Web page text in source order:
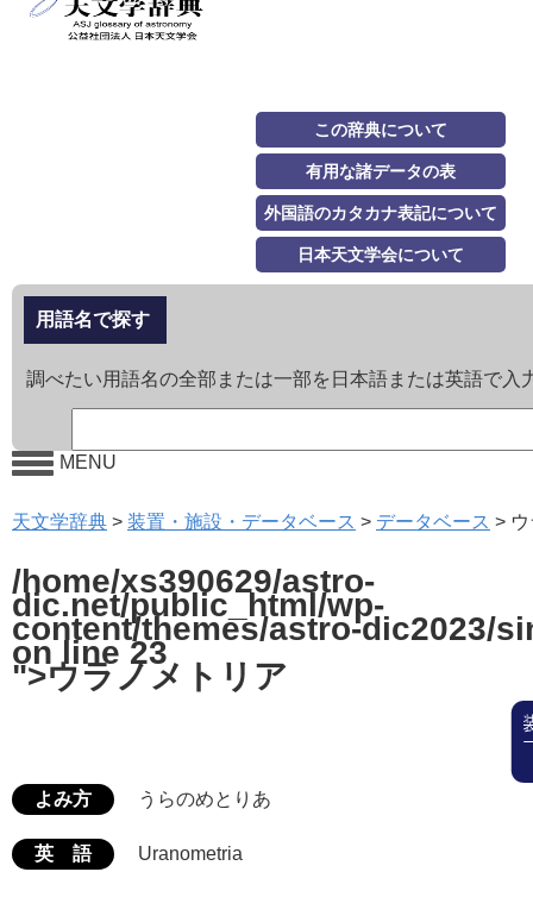
この辞典について
有用な諸データの表
外国語のカタカナ表記について
日本天文学会について
用語名で探す
調べたい用語名の全部または一部を日本語または英語で入
MENU
天文学辞典 > 装置・施設・データベース > データベース >
/home/xs390629/astro-
dic.net/public_html/wp-
content/themes/astro-dic2023/
on line 23
">ウラノメトリア
よみ方 うらのめとりあ
英 語 Uranometria